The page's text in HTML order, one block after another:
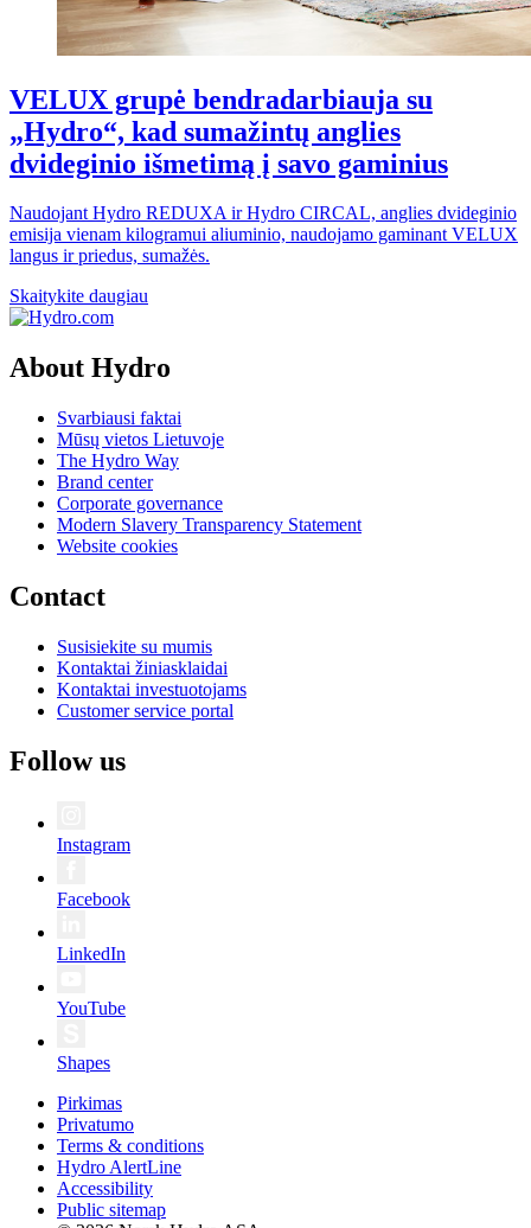
VELUX grupė bendradarbiauja su
„Hydro“, kad sumažintų anglies
dvideginio išmetimą į savo gaminius
Naudojant Hydro REDUXA ir Hydro CIRCAL, anglies dvideginio
emisija vienam kilogramui aliuminio, naudojamo gaminant VELUX
langus ir priedus, sumažės.
Skaitykite daugiau
About Hydro
Svarbiausi faktai
Mūsų vietos Lietuvoje
The Hydro Way
Brand center
Corporate governance
Modern Slavery Transparency Statement
Website cookies
Contact
Susisiekite su mumis
Kontaktai žiniasklaidai
Kontaktai investuotojams
Customer service portal
Follow us
Instagram
Facebook
LinkedIn
YouTube
Shapes
Pirkimas
Privatumo
Terms & conditions
Hydro AlertLine
Accessibility
Public sitemap